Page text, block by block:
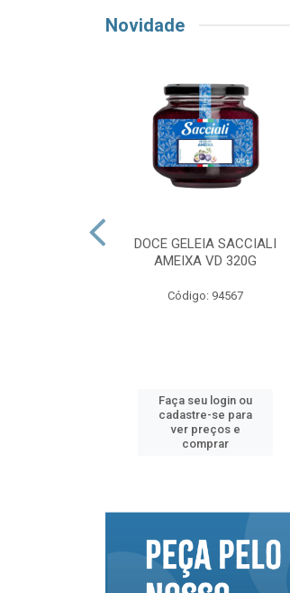
Novidade
DOCE GELEIA SACCIALI
AMEIXA VD 320G
Código: 94567
Faça seu login ou
cadastre-se para
ver preços e
comprar